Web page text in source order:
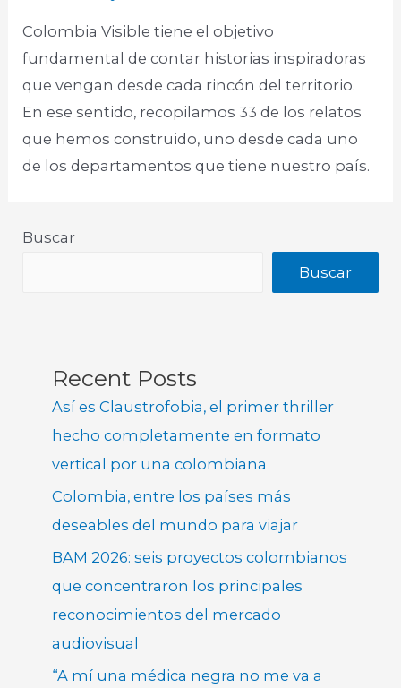
Colombia Visible tiene el objetivo
fundamental de contar historias inspiradoras
que vengan desde cada rincón del territorio.
En ese sentido, recopilamos 33 de los relatos
que hemos construido, uno desde cada uno
de los departamentos que tiene nuestro país. ​
Buscar
Buscar
Recent Posts
Así es Claustrofobia, el primer thriller
hecho completamente en formato
vertical por una colombiana
Colombia, entre los países más
deseables del mundo para viajar
BAM 2026: seis proyectos colombianos
que concentraron los principales
reconocimientos del mercado
audiovisual
“A mí una médica negra no me va a